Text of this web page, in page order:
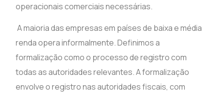
operacionais comerciais necessárias.
A maioria das empresas em países de baixa e média
renda opera informalmente. Definimos a
formalização como o processo de registro com
todas as autoridades relevantes. A formalização
envolve o registro nas autoridades fiscais, com